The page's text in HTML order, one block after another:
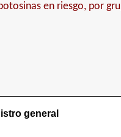
en riesgo, por
general